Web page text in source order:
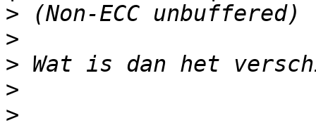
>
>
>
>
>